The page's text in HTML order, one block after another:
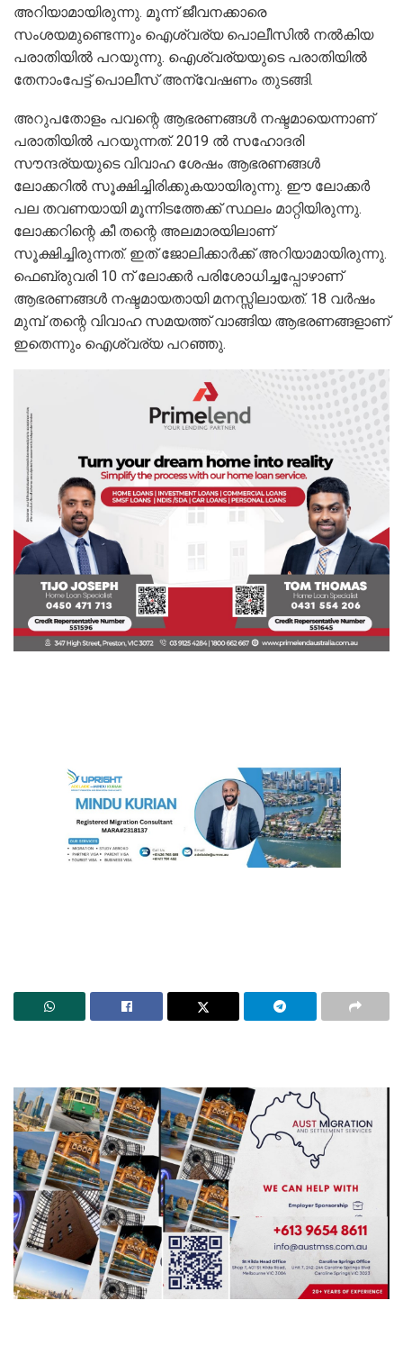
അറിയാമായിരുന്നു. മൂന്ന് ജീവനക്കാരെ
സംശയമുണ്ടെന്നും ഐശ്വര്യ പൊലീസിൽ നൽകിയ
പരാതിയിൽ പറയുന്നു. ഐശ്വര്യയുടെ പരാതിയിൽ
തേനാംപേട്ട് പൊലീസ് അന്വേഷണം തുടങ്ങി.
അറുപതോളം പവന്റെ ആഭരണങ്ങൾ നഷ്ടമായെന്നാണ്
പരാതിയിൽ പറയുന്നത്. 2019 ൽ സഹോദരി
സൗന്ദര്യയുടെ വിവാഹ ശേഷം ആഭരണങ്ങൾ
ലോക്കറിൽ സൂക്ഷിച്ചിരിക്കുകയായിരുന്നു. ഈ ലോക്ക‍ർ
പല തവണയായി മൂന്നിടത്തേക്ക് സ്ഥലം മാറ്റിയിരുന്നു.
ലോക്കറിന്റെ കീ തന്റെ അലമാരയിലാണ്
സൂക്ഷിച്ചിരുന്നത്. ഇത് ജോലിക്കാർക്ക് അറിയാമായിരുന്നു.
ഫെബ്രുവരി 10 ന് ലോക്കർ പരിശോധിച്ചപ്പോഴാണ്
ആഭരണങ്ങൾ നഷ്ടമായതായി മനസ്സിലായത്. 18 വർഷം
മുമ്പ് തന്റെ വിവാഹ സമയത്ത് വാങ്ങിയ ആഭരണങ്ങളാണ്
ഇതെന്നും ഐശ്വര്യ പറഞ്ഞു.